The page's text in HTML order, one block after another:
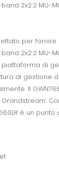
2x2:2
per
2x2:2
piattaforma
di
Il
è un